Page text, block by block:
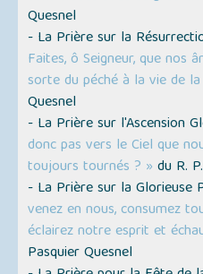
Quesnel
- La Prière sur la
Faites, ô Seigneur, que nos
sorte du péché à la vie de
Quesnel
- La Prière sur l'Ascension
donc pas vers le Ciel que
toujours tournés ? » du R.
- La Prière sur la Glorieuse
venez en nous, consumez
éclairez notre esprit et
Pasquier Quesnel